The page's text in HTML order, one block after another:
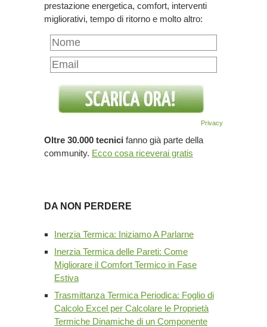
prestazione energetica, comfort, interventi
migliorativi, tempo di ritorno e molto altro:
Privacy
Oltre 30.000 tecnici fanno già parte della
community. Ecco cosa riceverai gratis
DA NON PERDERE
Inerzia Termica: Iniziamo A Parlarne
Inerzia Termica delle Pareti: Come
Migliorare il Comfort Termico in Fase
Estiva
Trasmittanza Termica Periodica: Foglio di
Calcolo Excel per Calcolare le Proprietà
Termiche Dinamiche di un Componente